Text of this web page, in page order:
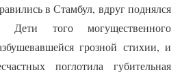
в Стамбул, вдруг поднялся
Дети того могущественного
грозной стихии, и
поглотила губительная